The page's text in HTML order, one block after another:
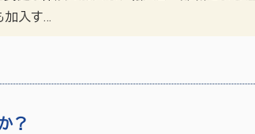
加入す…
？